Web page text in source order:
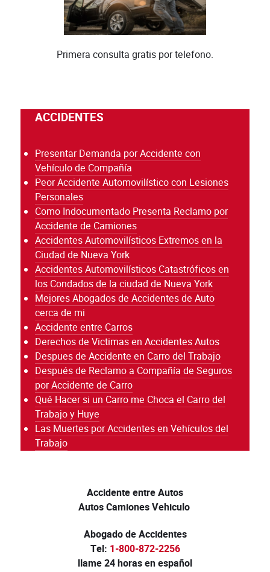
Primera consulta gratis por telefono.
ACCIDENTES
Presentar Demanda por Accidente con
Vehículo de Compañía
Peor Accidente Automovilístico con Lesiones
Personales
Como Indocumentado Presenta Reclamo por
Accidente de Camiones
Accidentes Automovilísticos Extremos en la
Ciudad de Nueva York
Accidentes Automovilísticos Catastróficos en
los Condados de la ciudad de Nueva York
Mejores Abogados de Accidentes de Auto
cerca de mi
Accidente entre Carros
Derechos de Victimas en Accidentes Autos
Despues de Accidente en Carro del Trabajo
Después de Reclamo a Compañía de Seguros
por Accidente de Carro
Qué Hacer si un Carro me Choca el Carro del
Trabajo y Huye
Las Muertes por Accidentes en Vehículos del
Trabajo
Accidente entre Autos
Autos Camiones Vehiculo
Abogado de Accidentes
Tel: 1-800-872-2256
llame 24 horas en español